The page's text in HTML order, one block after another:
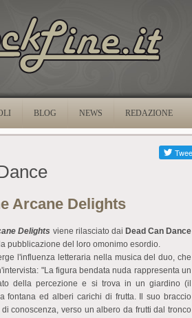
BLOG NEWS REDAZIONE
Arcane Delights
Delights viene rilasciato dai Dead Can Dance
pubblicazione del loro omonimo esordio.
l'influenza letteraria nella musica del duo, che
"La figura bendata nuda rappresenta un
della percezione e si trova in un giardino (il
fontana ed alberi carichi di frutta. Il suo braccio
conoscenza, verso un albero da frutti dal tronco